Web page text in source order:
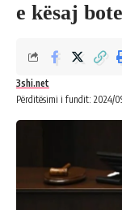
e kësaj bote
Përditësimi i fundit: 2024/
3shi.net